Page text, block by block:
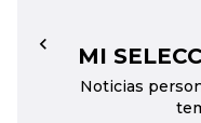
MI
Noticias
←